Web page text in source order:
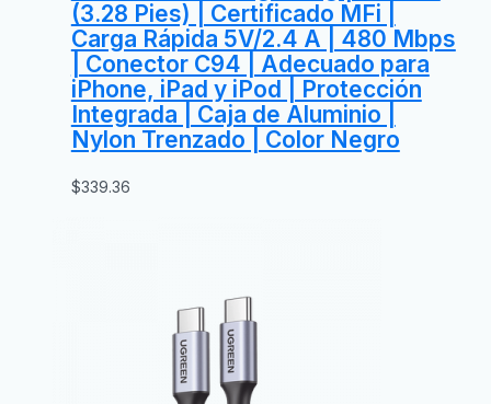
(3.28 Pies) | Certificado MFi |
Carga Rápida 5V/2.4 A | 480 Mbps
| Conector C94 | Adecuado para
iPhone, iPad y iPod | Protección
Integrada | Caja de Aluminio |
Nylon Trenzado | Color Negro
$339.36